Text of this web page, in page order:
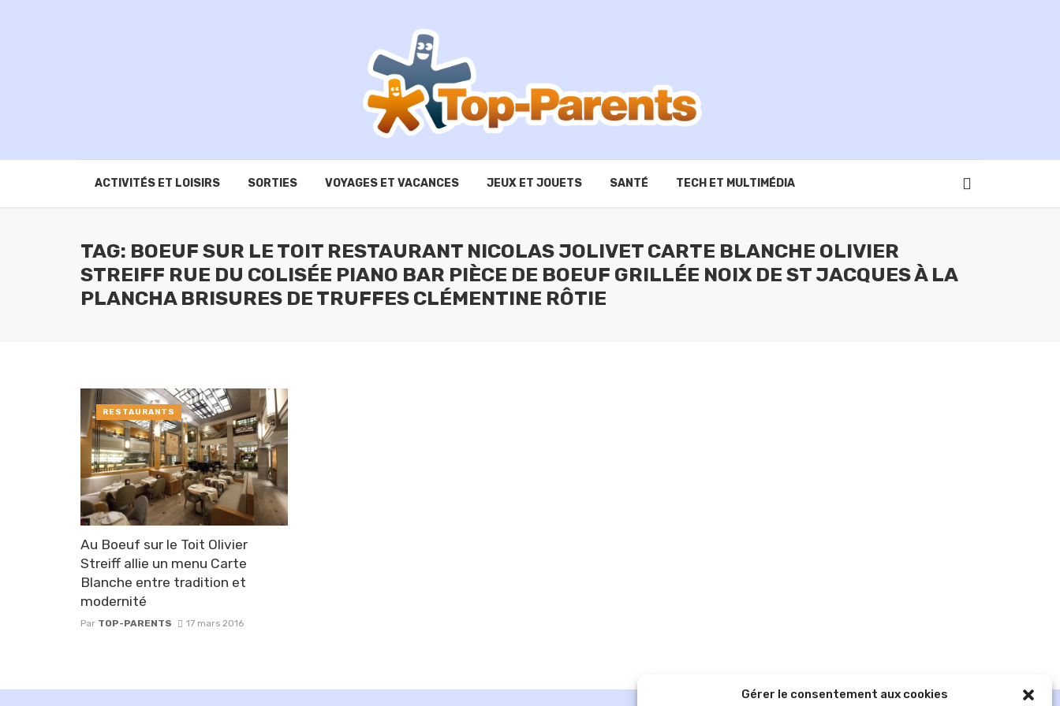
Gérer le consentement aux cookies
ACTIVITÉS ET LOISIRS SORTIES VOYAGES ET VACANCES JEUX ET JOUETS SANTÉ TECH ET MULTIMÉDIA
TAG: BOEUF SUR LE TOIT RESTAURANT NICOLAS JOLIVET CARTE BLANCHE OLIVIER
STREIFF RUE DU COLISÉE PIANO BAR PIÈCE DE BOEUF GRILLÉE NOIX DE ST JACQUES À LA
PLANCHA BRISURES DE TRUFFES CLÉMENTINE RÔTIE
Au Boeuf sur le Toit Olivier
Streiff allie un menu Carte
Blanche entre tradition et
modernité
Par TOP-PARENTS 17 mars 2016
RESTAURANTS